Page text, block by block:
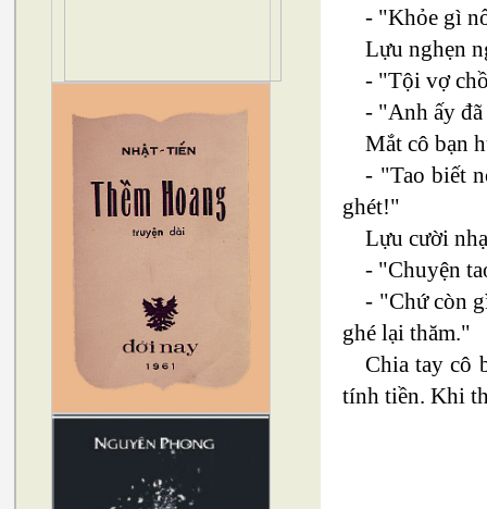
- "Khỏe gì
Lựu nghẹn
- "Tội vợ
- "Anh ấy
Mắt cô bạn
- "Tao biết
ghét!"
Lựu cười
- "Chuyện
- "Chứ còn
ghé lại thăm."
Chia tay cô
tính tiền. Khi